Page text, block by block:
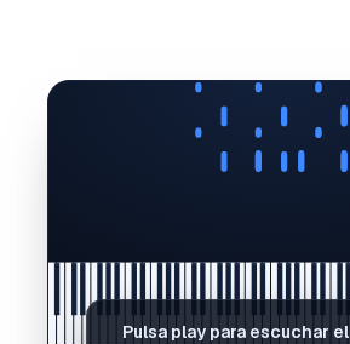
Pulsa play para escuchar el